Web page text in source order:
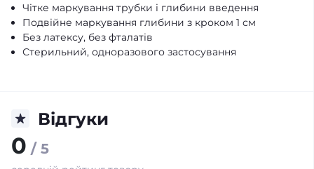
Чітке маркування трубки і глибини введення
Подвійне маркування глибини з кроком 1 см
Без латексу, без фталатів
Стерильний, одноразового застосування
Відгуки
0 / 5